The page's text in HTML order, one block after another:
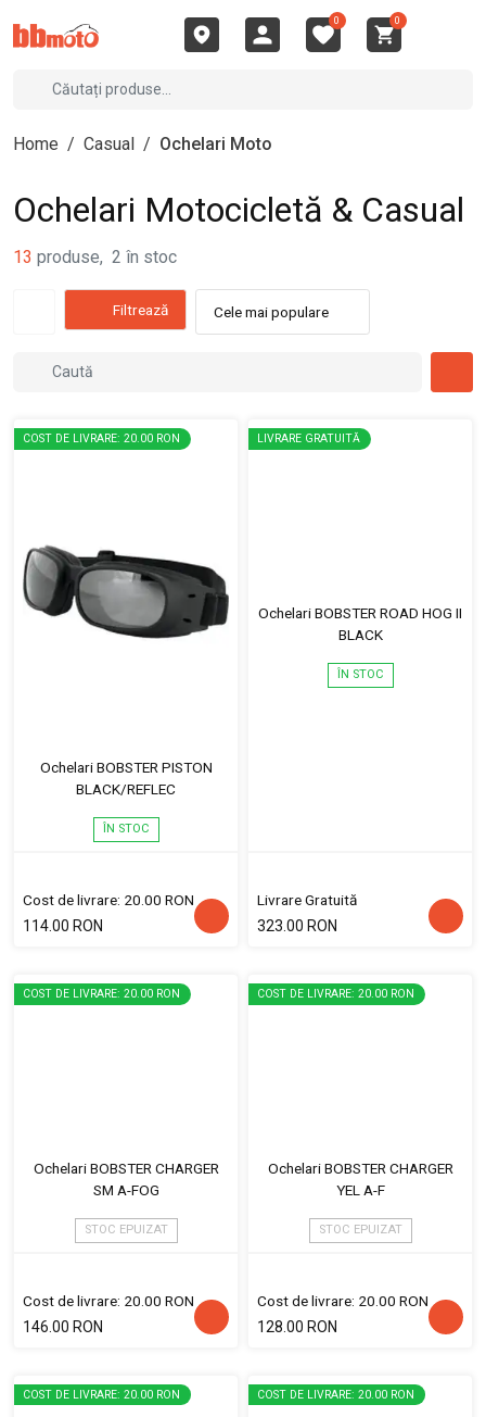
0 0
Home / Casual / Ochelari Moto
Ochelari Motocicletă & Casual
13 produse, 2 în stoc
Filtrează Cele mai populare
COST DE LIVRARE: 20.00 RON
Ochelari BOBSTER PISTON
BLACK/REFLEC
ÎN STOC
Cost de livrare: 20.00 RON
114.00 RON
LIVRARE GRATUITĂ
Ochelari BOBSTER ROAD HOG II
BLACK
ÎN STOC
Livrare Gratuită
323.00 RON
COST DE LIVRARE: 20.00 RON
Ochelari BOBSTER CHARGER
SM A-FOG
STOC EPUIZAT
Cost de livrare: 20.00 RON
146.00 RON
COST DE LIVRARE: 20.00 RON
Ochelari BOBSTER CHARGER
YEL A-F
STOC EPUIZAT
Cost de livrare: 20.00 RON
128.00 RON
COST DE LIVRARE: 20.00 RON COST DE LIVRARE: 20.00 RON